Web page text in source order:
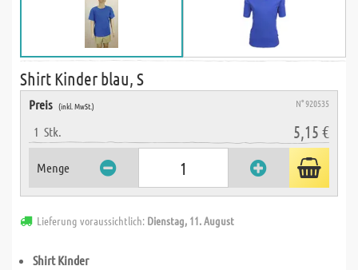
Shirt Kinder blau, S
Preis (inkl. MwSt.) N° 920535
1 Stk. 5,15 €
Menge
Lieferung voraussichtlich: Dienstag, 11. August
Shirt Kinder